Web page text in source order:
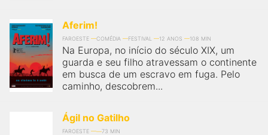
Aferim!
FAROESTE COMÉDIA FESTIVAL 12 ANOS 108 MIN
Na Europa, no início do século XIX, um
guarda e seu filho atravessam o continente
em busca de um escravo em fuga. Pelo
caminho, descobrem...
Ágil no Gatilho
FAROESTE 73 MIN